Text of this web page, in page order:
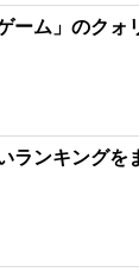
ーム」のクォ
ランキング